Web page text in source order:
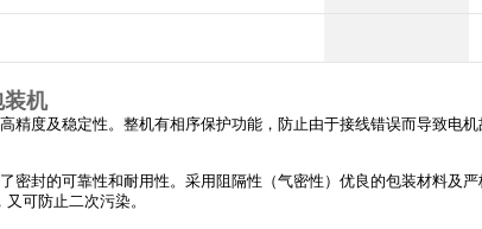
装机
精度及稳定性。整机有相序保护功能，防止由于接线错误而导致电
密封的可靠性和耐用性。采用阻隔性（气密性）优良的包装材料及
可防止二次污染。